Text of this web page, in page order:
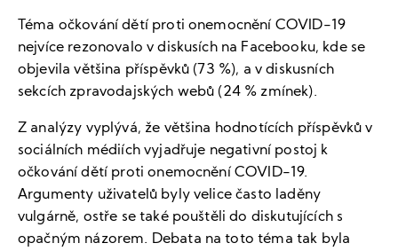
Téma očkování dětí proti onemocnění COVID-19
nejvíce rezonovalo v diskusích na Facebooku, kde se
objevila většina příspěvků (73 %), a v diskusních
sekcích zpravodajských webů (24 % zmínek).
Z analýzy vyplývá, že většina hodnotících příspěvků v
sociálních médiích vyjadřuje negativní postoj k
očkování dětí proti onemocnění COVID-19.
Argumenty uživatelů byly velice často laděny
vulgárně, ostře se také pouštěli do diskutujících s
opačným názorem. Debata na toto téma tak byla